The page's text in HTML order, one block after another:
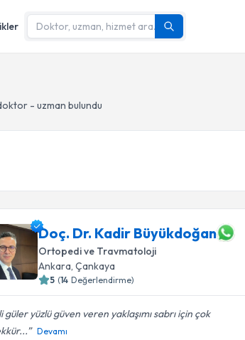
- uzman bulundu
Doç. Dr. Kadir Büyükdoğan
Ortopedi ve Travmatoloji
Ankara, Çankaya
5 (14 Değerlendirme)
güler yüzlü güven veren yaklaşımı sabrı için çok
Devamı